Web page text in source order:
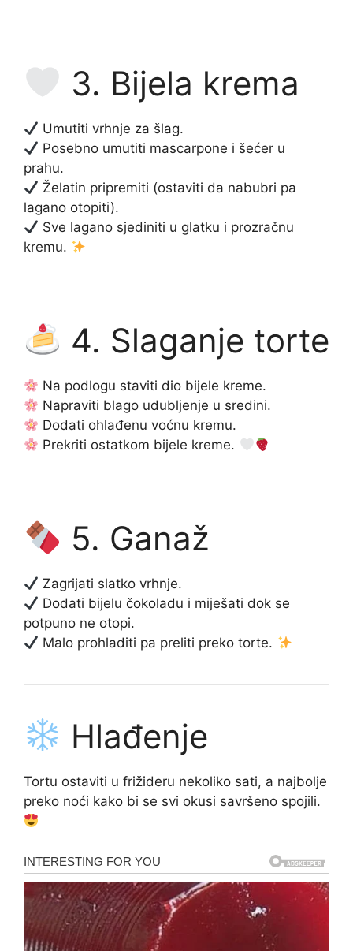
3. Bijela krema
Umutiti vrhnje za šlag.
Posebno umutiti mascarpone i šećer u
prahu.
Želatin pripremiti (ostaviti da nabubri pa
lagano otopiti).
Sve lagano sjediniti u glatku i prozračnu
kremu.
4. Slaganje torte
Na podlogu staviti dio bijele kreme.
Napraviti blago udubljenje u sredini.
Dodati ohlađenu voćnu kremu.
Prekriti ostatkom bijele kreme.
5. Ganaž
Zagrijati slatko vrhnje.
Dodati bijelu čokoladu i miješati dok se
potpuno ne otopi.
Malo prohladiti pa preliti preko torte.
Hlađenje
Tortu ostaviti u frižideru nekoliko sati, a najbolje
preko noći kako bi se svi okusi savršeno spojili.